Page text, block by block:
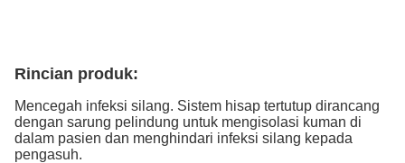
Rincian produk:
Mencegah infeksi silang. Sistem hisap tertutup dirancang
dengan sarung pelindung untuk mengisolasi kuman di
dalam pasien dan menghindari infeksi silang kepada
pengasuh.